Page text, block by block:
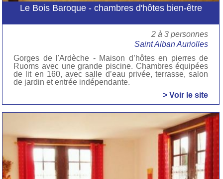
Le Bois Baroque - chambres d'hôtes bien-être
2 à 3 personnes
Saint Alban Auriolles
Gorges de l'Ardèche - Maison d’hôtes en pierres de
Ruoms avec une grande piscine. Chambres équipées
de lit en 160, avec salle d’eau privée, terrasse, salon
de jardin et entrée indépendante.
> Voir le site